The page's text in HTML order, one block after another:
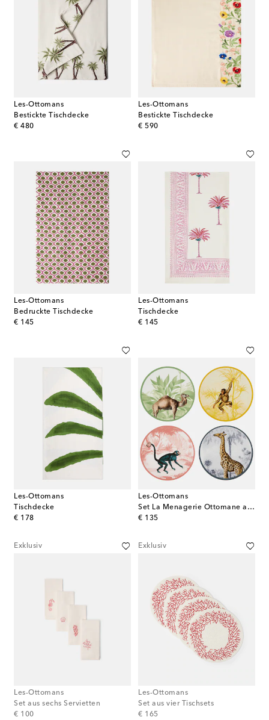
Les-Ottomans
Bestickte Tischdecke
€ 480
original price
Les-Ottomans
Bestickte Tischdecke
€ 590
original price
Les-Ottomans
Bedruckte Tischdecke
€ 145
original price
Les-Ottomans
Tischdecke
€ 145
original price
Les-Ottomans
Tischdecke
€ 178
original price
Les-Ottomans
Set La Menagerie Ottomane aus vier Tischsets
€ 135
original price
Exklusiv
Les-Ottomans
Set aus sechs Servietten
€ 100
original price
Exklusiv
Les-Ottomans
Set aus vier Tischsets
€ 165
original price